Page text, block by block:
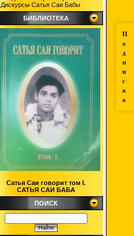
П
о
д
п
и
с
к
а
Дискурсы Сатья Саи Бабы
БИБЛИОТЕКА
Сатья Саи говорит том I.
САТЬЯ САИ БАБА
ПОИСК